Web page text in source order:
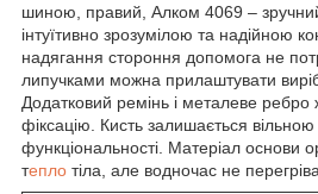
шиною, правий, Алком 4069 – зручний
інтуїтивно зрозумілою та надійною
надягання стороння допомога не
липучками можна прилаштувати
Додатковий ремінь і металеве ребро
фіксацію. Кисть залишається
функціональності. Матеріал основи
тепло тіла, але водночас не